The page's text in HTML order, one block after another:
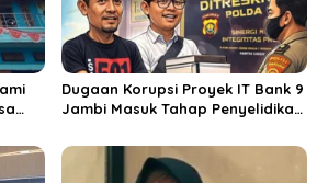
Dugaan Korupsi Proyek IT Bank 9
Jambi Masuk Tahap Penyelidikan,
Dokumen ke Polda Jambi